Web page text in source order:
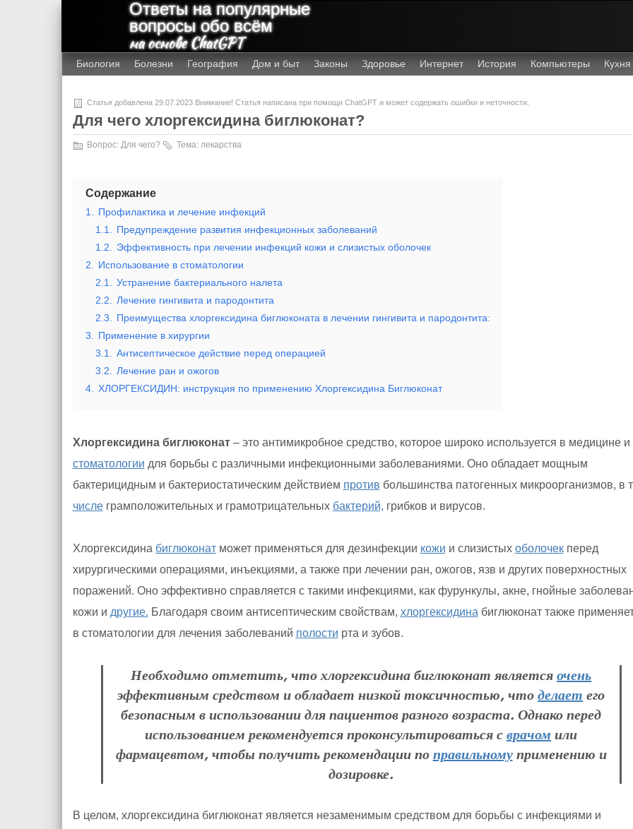
Ответы на популярные
вопросы обо всём
на основе ChatGPT
Биология Болезни География Дом и быт Законы Здоровье Интернет История Компьютеры Кухня
Статья добавлена 29.07.2023 Внимание! Статья написана при помощи ChatGPT и может содержать ошибки и неточности.
Для чего хлоргексидина биглюконат?
Вопрос: Для чего? Тема: лекарства
Содержание
1.
Профилактика и лечение инфекций
1.1.
Предупреждение развития инфекционных заболеваний
1.2.
Эффективность при лечении инфекций кожи и слизистых оболочек
2.
Использование в стоматологии
2.1.
Устранение бактериального налета
2.2.
Лечение гингивита и пародонтита
2.3.
Преимущества хлоргексидина биглюконата в лечении гингивита и пародонтита:
3.
Применение в хирургии
3.1.
Антисептическое действие перед операцией
3.2.
Лечение ран и ожогов
4.
ХЛОРГЕКСИДИН: инструкция по применению Хлоргексидина Биглюконат
Хлоргексидина биглюконат– это антимикробное средство, которое широко используется в медицине и
стоматологии для борьбы с различными инфекционными заболеваниями. Оно обладает мощным
бактерицидным и бактериостатическим действием против большинства патогенных микроорганизмов, в
числеграмположительных и грамотрицательных бактерий, грибков и вирусов.
Хлоргексидина биглюконатможет применяться для дезинфекции кожи и слизистых оболочекперед
хирургическими операциями, инъекциями, а также при лечении ран, ожогов, язв и других поверхностных
поражений. Оно эффективно справляется с такими инфекциями, как фурункулы, акне, гнойные
кожи и другие. Благодаря своим антисептическим свойствам, хлоргексидина биглюконат также
в стоматологии для лечения заболеваний полости рта и зубов.
Необходимо отметить, что хлоргексидина биглюконат являетсяочень
эффективным средством и обладает низкой токсичностью, чтоделает его
безопасным в использовании для пациентов разного возраста. Однако перед
использованием рекомендуется проконсультироваться сврачом или
фармацевтом, чтобы получить рекомендации поправильномуприменению и
дозировке.
В целом, хлоргексидина биглюконат является незаменимым средством для борьбы с инфекциями и